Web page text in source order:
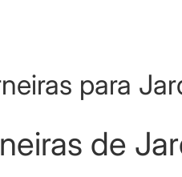
para
de